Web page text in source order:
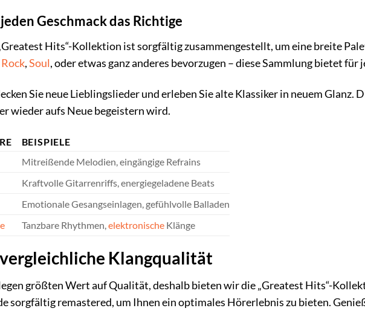
Geschmack das Richtige
Hits“-Kollektion ist sorgfältig zusammengestellt, um eine breite
Rock,Soul, oder etwas ganz anderes bevorzugen – diese Sammlung bietet
Sie neue Lieblingslieder und erleben Sie alte Klassiker in neuem Glanz.
wieder aufs Neue begeistern wird.
BEISPIELE
Mitreißende Melodien, eingängige Refrains
Kraftvolle Gitarrenriffs, energiegeladene Beats
Emotionale Gesangseinlagen, gefühlvolle Balladen
Tanzbare Rhythmen,elektronischeKlänge
Klangqualität
größten Wert auf Qualität, deshalb bieten wir die „Greatest Hits“-
sorgfältig remastered, um Ihnen ein optimales Hörerlebnis zu bieten.